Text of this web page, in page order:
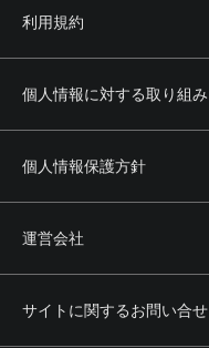
利用規約
個人情報に対する取り組み
個人情報保護方針
運営会社
サイトに関するお問い合せ